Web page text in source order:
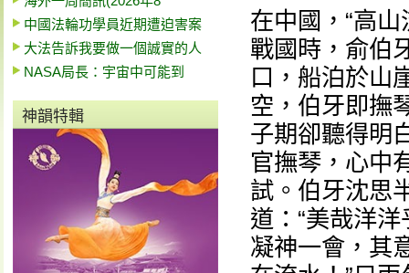
中國法輪功學員近期遭迫害案
大法告訴我要做一個誠實的人
NASA局長：宇宙中可能到
神韻特輯
在中國，“高
戰國時，俞伯
口，船泊於山
空，伯牙即撫
子期卻聽得明
官撫琴，心中
試。伯牙沈思
道：“美哉洋
凝神一會，其